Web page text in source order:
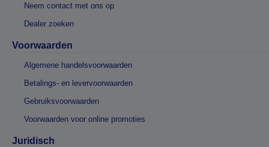
Neem contact met ons op
Dealer zoeken
Voorwaarden
Algemene handelsvoorwaarden
Betalings- en levervoorwaarden
Gebruiksvoorwaarden
Voorwaarden voor online promoties
Juridisch